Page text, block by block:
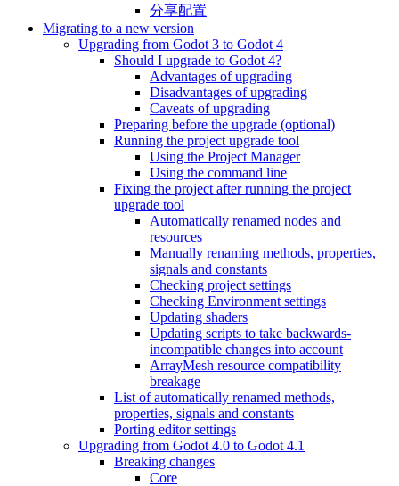
分享配置
Migrating to a new version
Upgrading from Godot 3 to Godot 4
Should I upgrade to Godot 4?
Advantages of upgrading
Disadvantages of upgrading
Caveats of upgrading
Preparing before the upgrade (optional)
Running the project upgrade tool
Using the Project Manager
Using the command line
Fixing the project after running the project
upgrade tool
Automatically renamed nodes and
resources
Manually renaming methods, properties,
signals and constants
Checking project settings
Checking Environment settings
Updating shaders
Updating scripts to take backwards-
incompatible changes into account
ArrayMesh resource compatibility
breakage
List of automatically renamed methods,
properties, signals and constants
Porting editor settings
Upgrading from Godot 4.0 to Godot 4.1
Breaking changes
Core